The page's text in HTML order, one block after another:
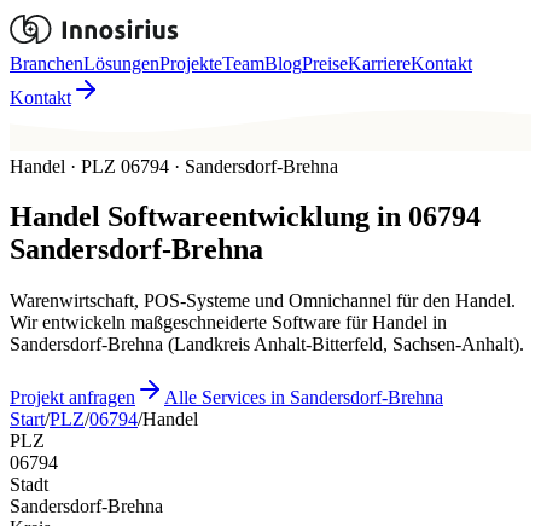
BranchenLösungenProjekteTeamBlogPreiseKarriereKontakt
Kontakt
Handel · PLZ 06794 · Sandersdorf-Brehna
Handel Softwareentwicklung in 06794
Sandersdorf-Brehna
Warenwirtschaft, POS-Systeme und Omnichannel für den Handel.
Wir entwickeln maßgeschneiderte Software für Handel in
Sandersdorf-Brehna (Landkreis Anhalt-Bitterfeld, Sachsen-Anhalt).
Projekt anfragen
Alle Services in Sandersdorf-Brehna
Start/PLZ/06794/Handel
PLZ
06794
Stadt
Sandersdorf-Brehna